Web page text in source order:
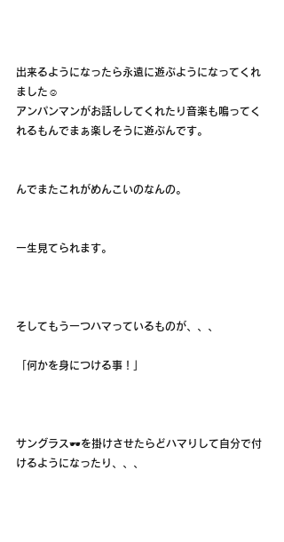
出来るようになったら永遠に遊ぶようになってくれ
ました☺️
アンパンマンがお話ししてくれたり音楽も鳴ってく
れるもんでまぁ楽しそうに遊ぶんです。
んでまたこれがめんこいのなんの。
一生見てられます。
そしてもう一つハマっているものが、、、
「何かを身につける事！」
サングラス🕶️を掛けさせたらどハマりして自分で付
けるようになったり、、、